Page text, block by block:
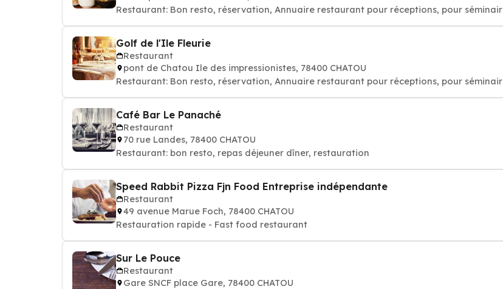
Restaurant: Bon resto, réservation, Annuaire restaurant pour réceptions, pour séminair
Golf de l'Ile Fleurie
Restaurant
pont de Chatou Ile des impressionistes, 78400 CHATOU
Restaurant: Bon resto, réservation, Annuaire restaurant pour réceptions, pour séminair
Café Bar Le Panaché
Restaurant
70 rue Landes, 78400 CHATOU
Restaurant: bon resto, repas déjeuner dîner, restauration
Speed Rabbit Pizza Fjn Food Entreprise indépendante
Restaurant
49 avenue Marue Foch, 78400 CHATOU
Restauration rapide - Fast food restaurant
Sur Le Pouce
Restaurant
Gare SNCF place Gare, 78400 CHATOU